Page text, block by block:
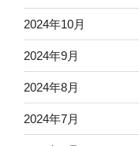
2024年10月
2024年9月
2024年8月
2024年7月